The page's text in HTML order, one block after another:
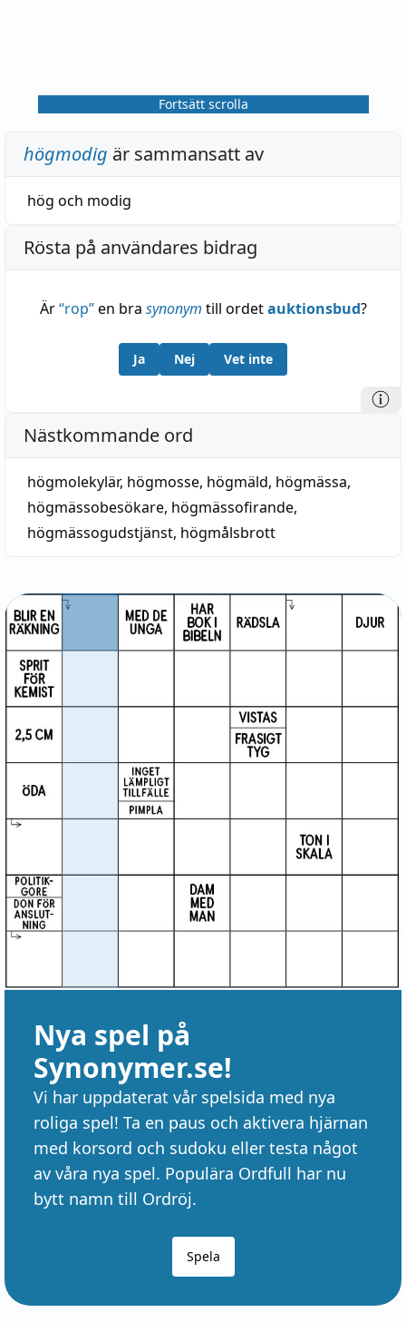
Fortsätt scrolla
högmodig är sammansatt av
hög och modig
Rösta på användares bidrag
Är“rop”en bra synonym till ordetauktionsbud?
Ja Nej Vet inte
Nästkommande ord
högmolekylär, högmosse, högmäld, högmässa,
högmässobesökare, högmässofirande,
högmässogudstjänst, högmålsbrott
Nya spel på
Synonymer.se!
Vi har uppdaterat vår spelsida med nya
roliga spel! Ta en paus och aktivera hjärnan
med korsord och sudoku eller testa något
av våra nya spel. Populära Ordfull har nu
bytt namn till Ordröj.
Spela